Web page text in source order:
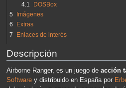
4.1
DOSBox
5
Imágenes
6
Extras
7
Enlaces de interés
Descripción
Airborne Ranger, es un juego de acción
Softwarey distribuido en España por